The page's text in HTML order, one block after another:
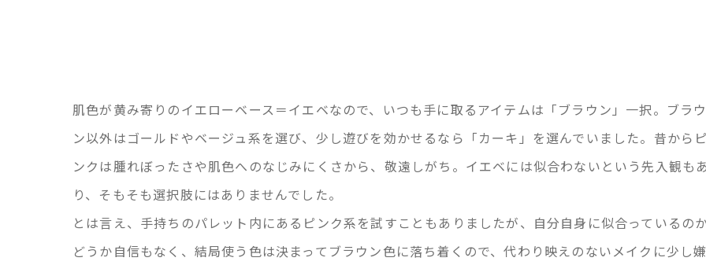
肌色が黄み寄りのイエローベース＝イエベなので、いつも手に取るアイテムは「ブラウン」一択。ブラウ
ン以外はゴールドやベージュ系を選び、少し遊びを効かせるなら「カーキ」を選んでいました。昔からピ
ンクは腫れぼったさや肌色へのなじみにくさから、敬遠しがち。イエベには似合わないという先入観もあ
り、そもそも選択肢にはありませんでした。
とは言え、手持ちのパレット内にあるピンク系を試すこともありましたが、自分自身に似合っているの
どうか自信もなく、結局使う色は決まってブラウン色に落ち着くので、代わり映えのないメイクに少し嫌